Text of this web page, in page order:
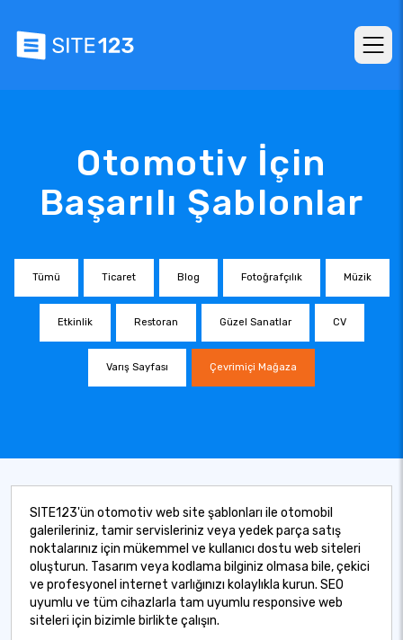
Otomotiv İçin
Başarılı Şablonlar
Tümü Ticaret Blog Fotoğrafçılık Müzik
Etkinlik Restoran Güzel Sanatlar CV
Varış Sayfası Çevrimiçi Mağaza
SITE123'ün otomotiv web site şablonları ile otomobil
galerileriniz, tamir servisleriniz veya yedek parça satış
noktalarınız için mükemmel ve kullanıcı dostu web siteleri
oluşturun. Tasarım veya kodlama bilginiz olmasa bile, çekici
ve profesyonel internet varlığınızı kolaylıkla kurun. SEO
uyumlu ve tüm cihazlarla tam uyumlu responsive web
siteleri için bizimle birlikte çalışın.